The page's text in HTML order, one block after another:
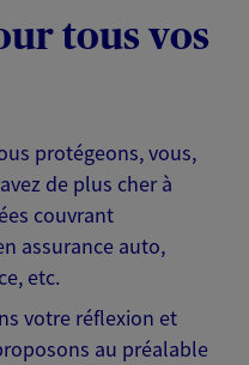
tous vos
protégeons, vous,
de plus cher à
couvrant
assurance auto,
etc.
votre réflexion et
au préalable